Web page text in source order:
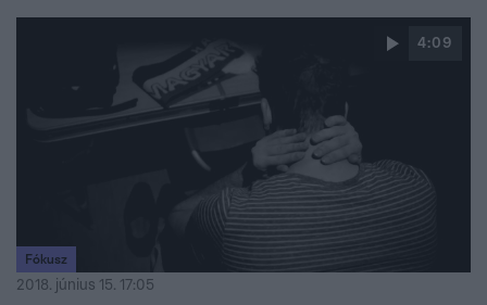
4:09
Fókusz
2018. június 15. 17:05